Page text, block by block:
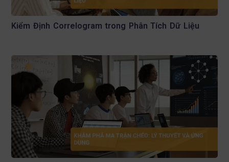
Kiểm Định Correlogram trong Phân Tích Dữ Liệu